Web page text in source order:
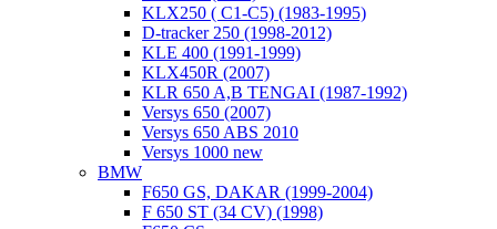
KLX250 ( C1-C5) (1983-1995)
D-tracker 250 (1998-2012)
KLE 400 (1991-1999)
KLX450R (2007)
KLR 650 A,B TENGAI (1987-1992)
Versys 650 (2007)
Versys 650 ABS 2010
Versys 1000 new
BMW
F650 GS, DAKAR (1999-2004)
F 650 ST (34 CV) (1998)